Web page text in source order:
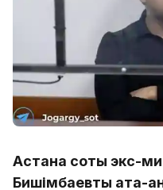
Астана соты экс-
Бишімбаевты ата-